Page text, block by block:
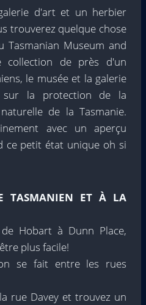
d'art et un herbier
trouverez quelque chose
Museum and
collection de près d'un
le musée et la galerie
sur la protection de la
de la Tasmanie.
avec un aperçu
ce petit état unique oh si
TASMANIEN ET À LA
Hobart à Dunn Place,
plus facile!
se fait entre les rues
rue Davey et trouvez un